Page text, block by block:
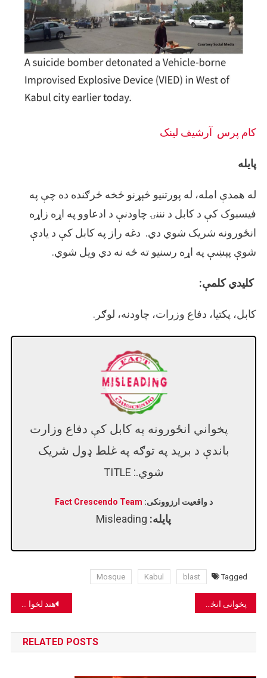
کام پرس آرشيف لینک
پایله
له همدې امله، له پورتنیو څېړنو څخه څرګنده ده چې په
فیسبوک کې د کابل د نننۍ چاودنې د ادعاوو په اړه زاړه
انځورونه شریک شوي دي. دغه راز په کابل کې د يادې
شوې پېښې په اړه رسنيو ته څه نه دي ويل شوي.
کلیدي کلمې:
کابل، پکتيا، دفاع وزرات، چاودنه، لوګر.
پخواني انځورونه په کابل کې دفاع وزارت
باندې د برید په توګه په غلط ډول شریک
شوي.:
د واقعیت ارزوونکی: Fact Crescendo Team
پایله:
Tagged
blast
Kabul
Mosque
Post
navigation
هند لخوا پر پاکستان برید ادعاوې غلطې دي. پخوانی انځور په کابل کې پر ارګ برید په توګه په غلط ډول شریک شوی.
RELATED POSTS